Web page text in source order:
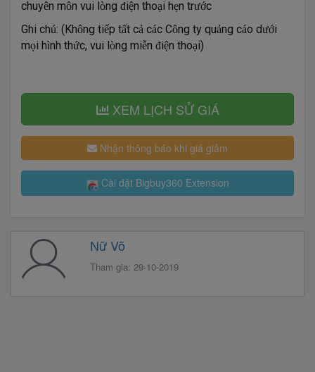
chuyên môn vui l òng điện thoại hẹn trước
Ghi chú: (Không tiếp tất cả các Công ty quảng cáo dưới
mọi hình thức, vui l òng miễn điện thoại)
XEM LỊCH SỬ GIÁ
Nhận thông báo khi giá giảm
Cài đặt Bigbuy360 Extension
Nữ Võ
Tham gia: 29-10-2019